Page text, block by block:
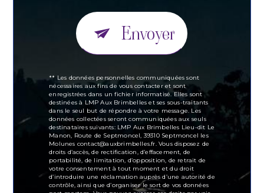
Envoyer
** Les données personnelles communiquées sont
nécessaires aux fins de vous contacter et sont
enregistrées dans un fichier informatisé. Elles sont
destinées à LMP Aux Brimbelles et ses sous-traitants
dans le seul but de répondre à votre message. Les
données collectées seront communiquées aux seuls
destinataires suivants: LMP Aux Brimbelles Lieu-dit Le
Manon, Route de Septmoncel, 39310 Septmoncel les
Molunes contact@auxbrimbelles.fr. Vous disposez de
droits d’accès, de rectification, d’effacement, de
portabilité, de limitation, d’opposition, de retrait de
votre consentement à tout moment et du droit
d’introduire une réclamation auprès d’une autorité de
contrôle, ainsi que d’organiser le sort de vos données